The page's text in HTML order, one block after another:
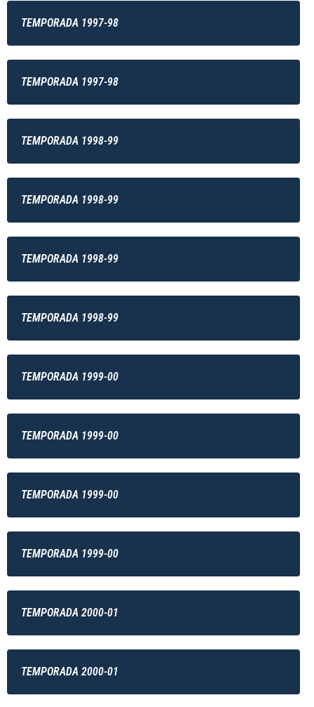
TEMPORADA 1997-98
TEMPORADA 1997-98
TEMPORADA 1998-99
TEMPORADA 1998-99
TEMPORADA 1998-99
TEMPORADA 1998-99
TEMPORADA 1999-00
TEMPORADA 1999-00
TEMPORADA 1999-00
TEMPORADA 1999-00
TEMPORADA 2000-01
TEMPORADA 2000-01